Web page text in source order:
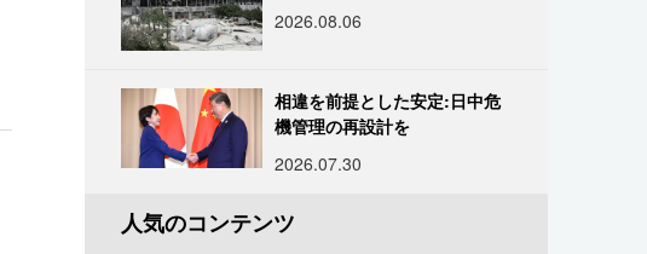
2026.08.06
相違を前提とした安定:日中危
機管理の再設計を
2026.07.30
人気のコンテンツ